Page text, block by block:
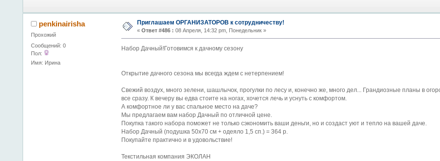
penkinairisha
Прохожий
Сообщений: 0
Пол:
Имя: Ирина
Приглашаем ОРГАНИЗАТОРОВ к сотрудничеству!
« Ответ #486 : 08 Апреля, 14:32 pm, Понедельник »
Набор Дачный!Готовимся к дачному сезону
Открытие дачного сезона мы всегда ждем с нетерпением!
Свежий воздух, много зелени, шашлычок, прогулки по лесу и, конечно же, много дел... Грандиозные планы в
все сразу. К вечеру вы едва стоите на ногах, хочется лечь и уснуть с комфортом.
А комфортное ли у вас спальное место на даче?
Мы предлагаем вам набор Дачный по отличной цене.
Покупка такого набора поможет не только сэкономить ваши деньги, но и создаст уют и тепло на вашей даче.
Набор Дачный (подушка 50х70 см + одеяло 1,5 сп.) = 364 р.
Покупайте практично и в удовольствие!
Текстильная компания ЭКОЛАН